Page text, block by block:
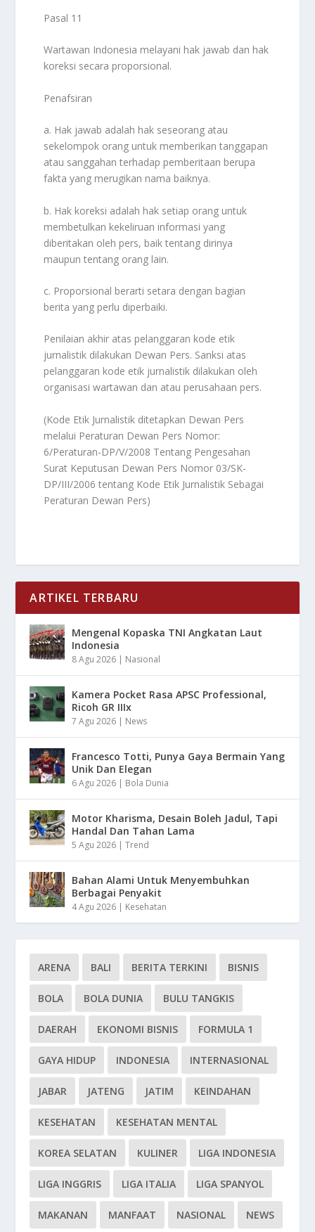
Pasal 11
Wartawan Indonesia melayani hak jawab dan hak
koreksi secara proporsional.
Penafsiran
a. Hak jawab adalah hak seseorang atau
sekelompok orang untuk memberikan tanggapan
atau sanggahan terhadap pemberitaan berupa
fakta yang merugikan nama baiknya.
b. Hak koreksi adalah hak setiap orang untuk
membetulkan kekeliruan informasi yang
diberitakan oleh pers, baik tentang dirinya
maupun tentang orang lain.
c. Proporsional berarti setara dengan bagian
berita yang perlu diperbaiki.
Penilaian akhir atas pelanggaran kode etik
jurnalistik dilakukan Dewan Pers. Sanksi atas
pelanggaran kode etik jurnalistik dilakukan oleh
organisasi wartawan dan atau perusahaan pers.
(Kode Etik Jurnalistik ditetapkan Dewan Pers
melalui Peraturan Dewan Pers Nomor:
6/Peraturan-DP/V/2008 Tentang Pengesahan
Surat Keputusan Dewan Pers Nomor 03/SK-
DP/III/2006 tentang Kode Etik Jurnalistik Sebagai
Peraturan Dewan Pers)
ARTIKEL TERBARU
Mengenal Kopaska TNI Angkatan Laut
Indonesia
8 Agu 2026 | Nasional
Kamera Pocket Rasa APSC Professional,
Ricoh GR IIIx
7 Agu 2026 | News
Francesco Totti, Punya Gaya Bermain Yang
Unik Dan Elegan
6 Agu 2026 | Bola Dunia
Motor Kharisma, Desain Boleh Jadul, Tapi
Handal Dan Tahan Lama
5 Agu 2026 |Trend
Bahan Alami Untuk Menyembuhkan
Berbagai Penyakit
4 Agu 2026 | Kesehatan
ARENA BALI BERITA TERKINI BISNIS
BOLA BOLA DUNIA BULU TANGKIS
DAERAH EKONOMI BISNIS FORMULA 1
GAYA HIDUP INDONESIA INTERNASIONAL
JABAR JATENG JATIM KEINDAHAN
KESEHATAN KESEHATAN MENTAL
KOREA SELATAN KULINER LIGA INDONESIA
LIGA INGGRIS LIGA ITALIA LIGA SPANYOL
MAKANAN MANFAAT NASIONAL NEWS